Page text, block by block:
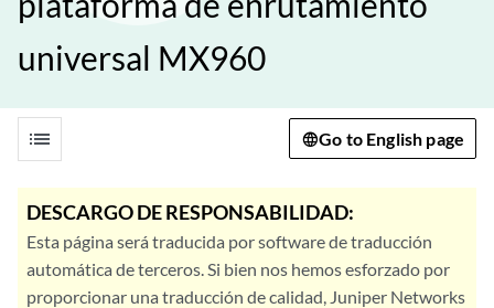
universal MX960
list Go to English page
DESCARGO DE RESPONSABILIDAD:
Esta página será traducida por software de traducción
automática de terceros. Si bien nos hemos esforzado por
proporcionar una traducción de calidad, Juniper Networks